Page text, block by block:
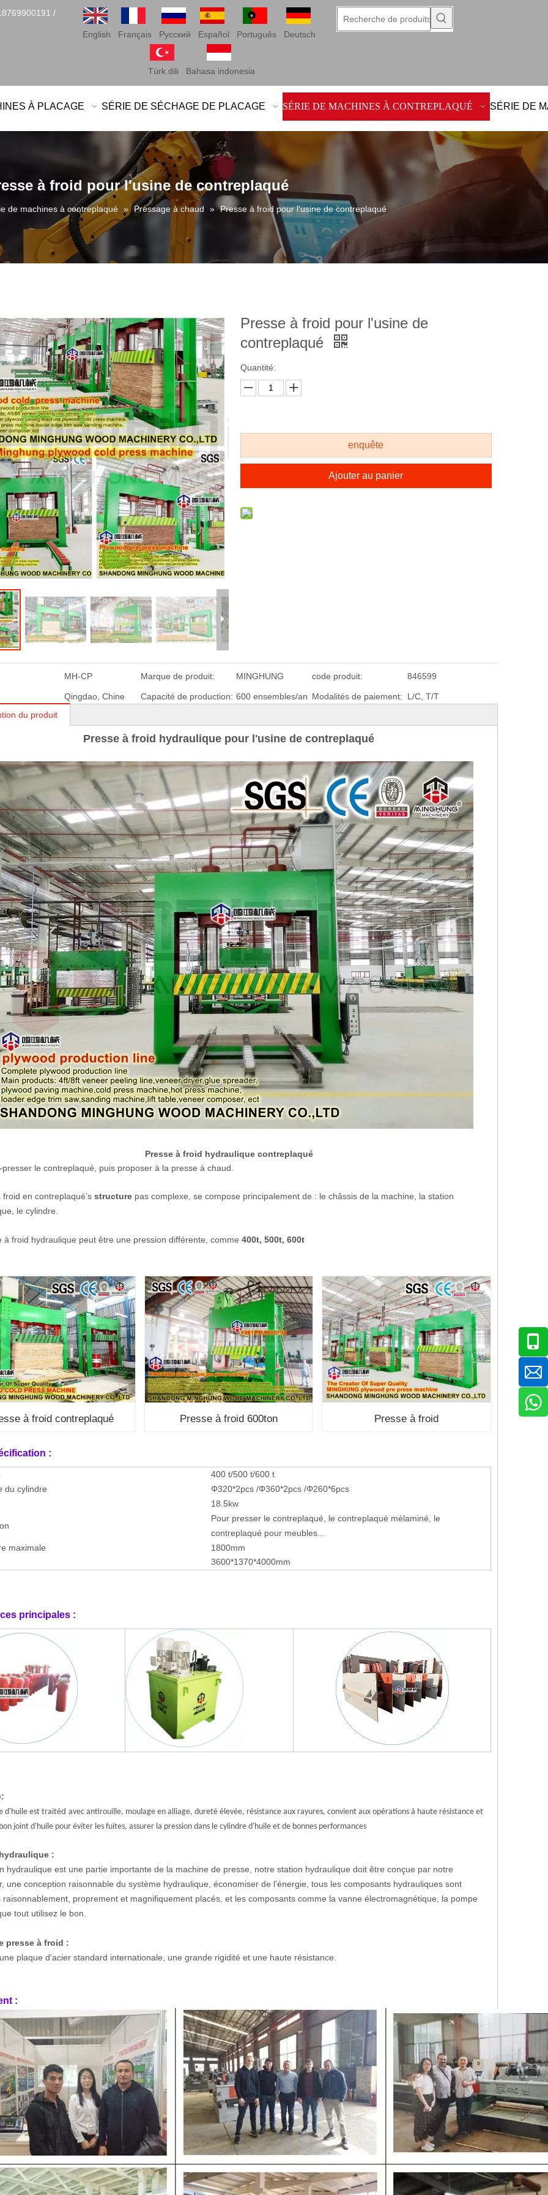
/
English
Français Pусский Español Português Deutsch
Türk dili Bahasa indonesia
À PLACAGE SÉRIE DE SÉCHAGE DE PLACAGE SÉRIE DE MACHINES À CONTREPLAQUÉ SÉRIE DE
à froid pour l'usine de contreplaqué
de machines à contreplaqué » Pressage à chaud » Presse à froid pour l'usine de contreplaqué
éplucher les
la fabrication
Machine de presse à chaud
en contreplaqué de
mélamine avec plaque
d'acier inoxydable épaisse
Presse à froid hydraulique
pour contreplaqué de pré-
Presse à froid pour l'usine de
contreplaqué
Quantité:
enquête
Ajouter au panier
MH-CP Marque de produit: MINGHUNG code produit: 846599
Qingdao, Chine Capacité de production: 600 ensembles/an Modalités de paiement:
L/C, T/T
du produit
Presse à froid hydraulique pour l'usine de contreplaqué
Presse à froid hydraulique contreplaqué
le contreplaqué, puis proposer à la presse à chaud.
froid en contreplaqué's structure pas complexe, se compose principalement de : le châssis de la machine, la station
le cylindre.
à froid hydraulique peut être une pression différente, comme 400t, 500t, 600t
à froid contreplaqué Presse à froid 600ton Presse à froid
:
400 t/500 t/600 t
du cylindre
Φ320*2pcs /Φ360*2pcs /Φ260*6pcs
18.5kw
Pour presser le contreplaqué, le contreplaqué mélaminé, le
contreplaqué pour meubles...
maximale
1800mm
3600*1370*4000mm
principales :
d'huile est traitéd avec antirouille, moulage en alliage, dureté élevée, résistance aux rayures, convient aux opérations à haute résistance et
joint d'huile pour éviter les fuites, assurer la pression dans le cylindre d'huile et de bonnes performances
:
hydraulique est une partie importante de la machine de presse, notre station hydraulique doit être conçue par notre
une conception raisonnable du système hydraulique, économiser de l'énergie, tous les composants hydrauliques sont
raisonnablement, proprement et magnifiquement placés, et les composants comme la vanne électromagnétique, la pompe
tout utilisez le bon.
presse à froid :
plaque d'acier standard internationale, une grande rigidité et une haute résistance.
: